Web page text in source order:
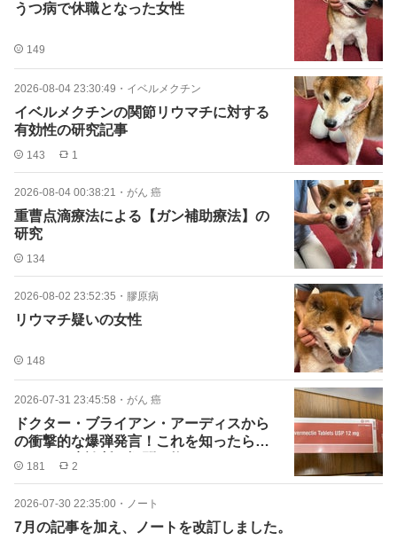
うつ病で休職となった女性
149
2026-08-04 23:30:49 ・ イベルメクチン
イベルメクチンの関節リウマチに対する
有効性の研究記事
143 1
2026-08-04 00:38:21 ・ がん 癌
重曹点滴療法による【ガン補助療法】の
研究
134
2026-08-02 23:52:35 ・ 膠原病
リウマチ疑いの女性
148
2026-07-31 23:45:58 ・ がん 癌
ドクター・ブライアン・アーディスから
の衝撃的な爆弾発言！これを知ったら、
すべての癌診断に疑問を抱
181 2
2026-07-30 22:35:00 ・ ノート
7月の記事を加え、ノートを改訂しました。